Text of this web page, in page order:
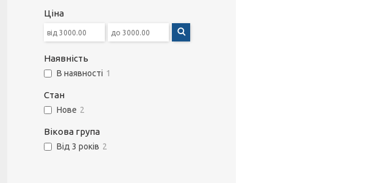
Ціна
Наявність
В наявності 1
Стан
Нове 2
Вікова група
Від 3 років 2